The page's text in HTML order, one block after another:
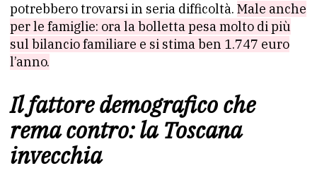
potrebbero trovarsi in seria difficoltà. Male anche
per le famiglie: ora la bolletta pesa molto di più
sul bilancio familiare e si stima ben 1.747 euro
l’anno.
Il fattore demografico che
rema contro: la Toscana
invecchia